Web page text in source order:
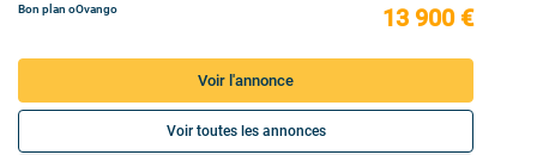
Bon plan oOvango 13 900 €
Voir l'annonce
Voir toutes les annonces